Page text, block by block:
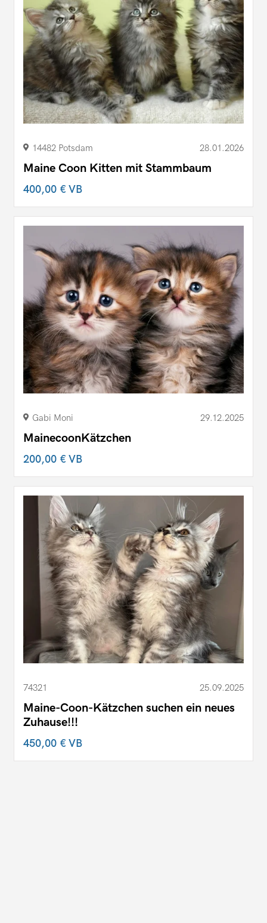
14482 Potsdam 28.01.2026
Maine Coon Kitten mit Stammbaum
400,00 €VB
Gabi Moni 29.12.2025
MainecoonKätzchen
200,00 €VB
74321 25.09.2025
Maine-Coon-Kätzchen suchen ein neues
Zuhause!!!
450,00 €VB